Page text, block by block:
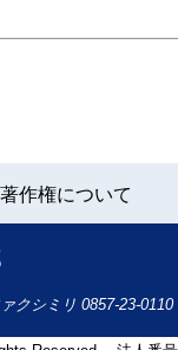
著作権について
クシミリ 0857-23-0110